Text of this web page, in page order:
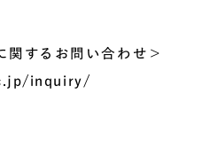
関するお問い合わせ＞
inquiry/